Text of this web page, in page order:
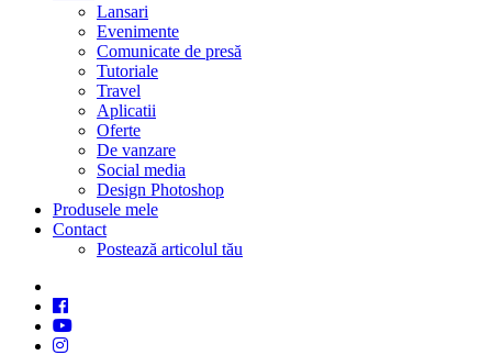
Lansari
Evenimente
Comunicate de presă
Tutoriale
Travel
Aplicatii
Oferte
De vanzare
Social media
Design Photoshop
Produsele mele
Contact
Postează articolul tău